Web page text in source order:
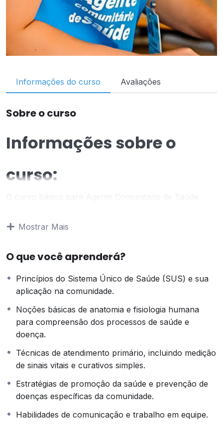
Informações do curso Avaliações
Sobre o curso
Informações sobre o
curso:
saúde em comunidades. Ele abrange noções de
desempenharem um papel crucial na saúde pública
Objetivo do curso:
Demonstrar como é o trabalho de um Agente
Comunitário de Saúde e especificar suas relações
como o Sistema Único de Saúde (SUS). Explicar quais
são os princípios e diretrizes do SUS. Expor quais são
as principais atividades do profissional, descrever seu
perfil, suas atribuições e competências. Apresentar o
funcionamento do programa de saúde familiar.
OBSERVAÇÃO: PARA QUE O(A) ALUNO(A) REALIZE A
AVALIAÇÃO É NECESSÁRIO QUE SEJAM REALIZADAS
Mostrar Mais
O que você aprenderá?
Princípios do Sistema Único de Saúde (SUS) e sua
aplicação na comunidade.
Noções básicas de anatomia e fisiologia humana
para compreensão dos processos de saúde e
doença.
Técnicas de atendimento primário, incluindo medição
de sinais vitais e curativos simples.
Estratégias de promoção da saúde e prevenção de
doenças específicas da comunidade.
Habilidades de comunicação e trabalho em equipe.